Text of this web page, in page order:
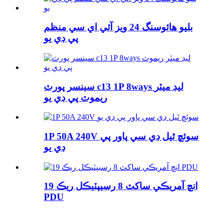
بليو هائوسنگ 24 ويز آئي اي سي منظم
پي ڊي يو
سينسر پورٽ c13 1P 8ways ليڊ ميٽر
ريموٽ پي ڊي يو
1P 50A 240V سوئچ ٿيل ڊي سي پاور پي
ڊي يو
19 انچ آمريڪي ساکٽ 8 رسيپٽيڪل ريڪ
PDU